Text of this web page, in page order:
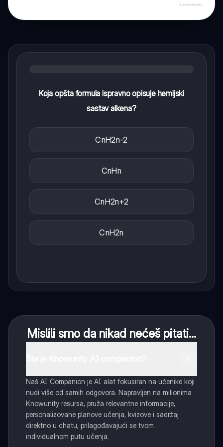
Koja opšta formula ispravno opisuje hemijski
sastav alkena?
CnH2n-2
CnHn
CnH2n+2
CnH2n
Mislili smo da nikad nećeš pitati...
Naš AI Companion je AI alat fokusiran na učenike koji
nudi više od samih odgovora. Napravljen na milionima
Knowunity resursa, pruža relevantne informacije,
personalizovane planove učenja, kvizove i sadržaj
direktno u chatu, prilagođavajući se tvom
individualnom putu učenja.